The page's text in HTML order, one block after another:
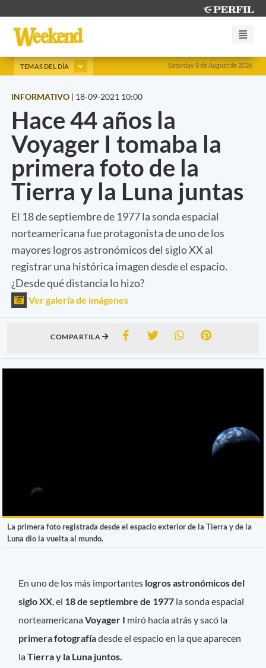
Saturday 8 de August de 2026
TEMAS DEL DÍA
INFORMATIVO | 18-09-2021 10:00
Hace 44 años la
Voyager I tomaba la
primera foto de la
Tierra y la Luna juntas
El 18 de septiembre de 1977 la sonda espacial
norteamericana fue protagonista de uno de los
mayores logros astronómicos del siglo XX al
registrar una histórica imagen desde el espacio.
¿Desde qué distancia lo hizo?
Ver galería de imágenes
COMPARTILA
La primera foto registrada desde el espacio exterior de la Tierra y de la
Luna dio la vuelta al mundo.
En uno de los más importantes logros astronómicos del
siglo XX , el 18 de septiembre de 1977 la sonda espacial
norteamericanaVoyager I miró hacia atrás y sacó la
primera fotografíadesde el espacio en la que aparecen
laTierra y la Luna juntos.